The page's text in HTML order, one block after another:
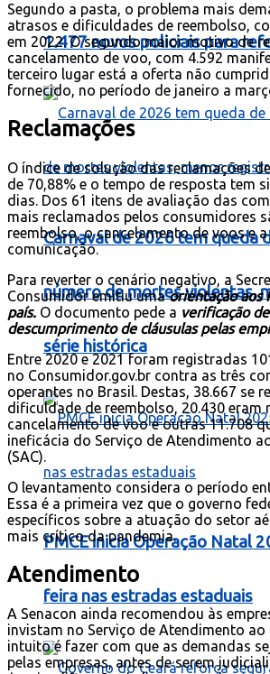
1.477 novos policiais para
Carnaval de 2026 tem queda
número de mortes violentas,
série histórica
PMCE inicia Operação Natal
feira nas estradas estaduais
Segundo a pasta, o problema mais
atrasos e dificuldades de reembolso,
em 2022. O segundo maior motivo de
cancelamento de voo, com 4.592
terceiro lugar está a oferta não
fornecido, no período de janeiro a
Reclamações
O índice de solução das reclamações
de 70,88% e o tempo de resposta tem
dias. Dos 61 itens de avaliação das
mais reclamados pelos consumidores
reembolso, o cancelamento de voos e
comunicação.
Para reverter o cenário negativo, a
Consumidor emitiu umaorientação aos
país. O documento pede a verificação
descumprimento de cláusulas pelas
Entre 2020 e 2021 foram registradas
no Consumidor.gov.br contra as três
operantes no Brasil. Destas, 38.667 se
dificuldade de reembolso, 20.430 eram
cancelamento de voo e outras 11.708
ineficácia do Serviço de Atendimento
(SAC).
O levantamento considera o período
Essa é a primeira vez que o governo
específicos sobre a atuação do setor
mais crítico da pandemia.
Atendimento
A Senacon ainda recomendou às
invistam no Serviço de Atendimento ao
intuito é fazer com que as demandas
pelas empresas, antes de serem